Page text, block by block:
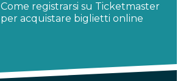
Come registrarsi su Ticketmaster
per acquistare biglietti online